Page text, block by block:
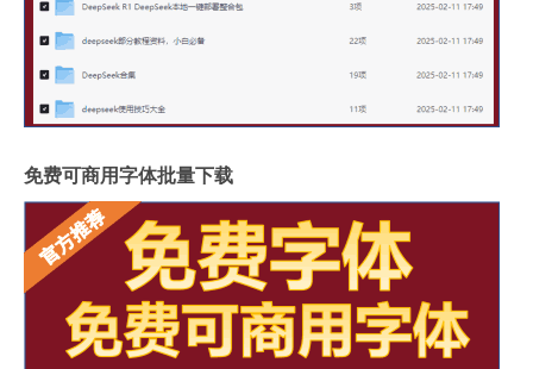
免费可商用字体批量下载